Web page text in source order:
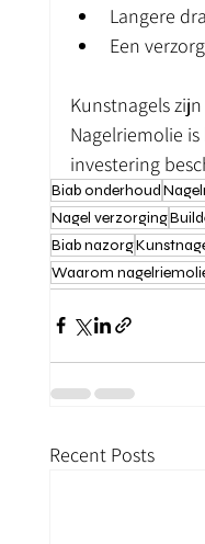
Langere
Een
Kunstnagels
Nagelriemolie
investering
Biab onderhoud
Nagel verzorging
Biab nazorg
Waarom
Recent Posts